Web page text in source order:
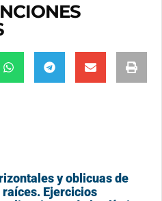
y oblicuas de
Ejercicios